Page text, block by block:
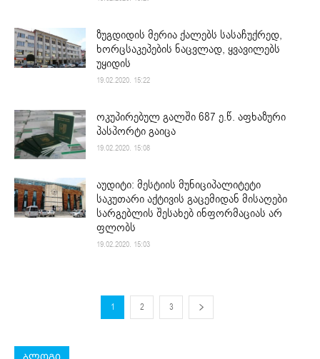
ზუგდიდის მერია ქალებს სასაჩუქრედ,
ხორცსაკეპების ნაცვლად, ყვავილებს
უყიდის
19.02.2020. 15:22
ოკუპირებულ გალში 687 ე.წ. აფხაზური
პასპორტი გაიცა
19.02.2020. 15:08
აუდიტი: მესტიის მუნიციპალიტეტი
საკუთარი აქტივის გაცემიდან მისაღები
სარგებლის შესახებ ინფორმაციას არ
ფლობს
19.02.2020. 15:03
1 2 3